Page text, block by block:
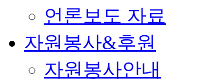
언론보도 자료
자원봉사&후원
자원봉사안내